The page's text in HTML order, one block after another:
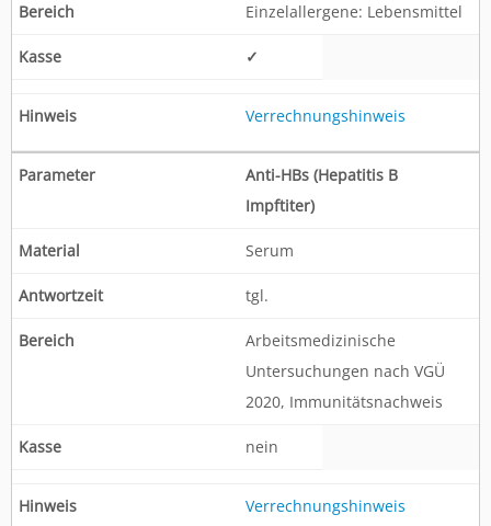
Einzelallergene: Lebensmittel
✓
Verrechnungshinweis
Anti-HBs (Hepatitis B
Impftiter)
Serum
tgl.
Arbeitsmedizinische
Untersuchungen nach VGÜ
2020, Immunitätsnachweis
nein
Verrechnungshinweis